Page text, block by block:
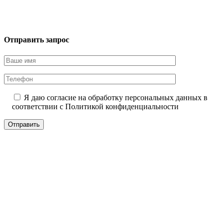
Отправить запрос
Я даю согласие на обработку персональных данных в
соответствии с Политикой конфиденциальности